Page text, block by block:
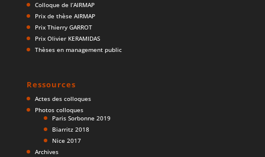
Colloque de l’AIRMAP
Prix de thèse AIRMAP
Prix Thierry GARROT
Prix Olivier KERAMIDAS
Thèses en management public
Ressources
Actes des colloques
Photos colloques
Paris Sorbonne 2019
Biarritz 2018
Nice 2017
Archives